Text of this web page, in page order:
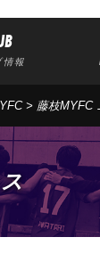
情報
> 藤枝MYFC